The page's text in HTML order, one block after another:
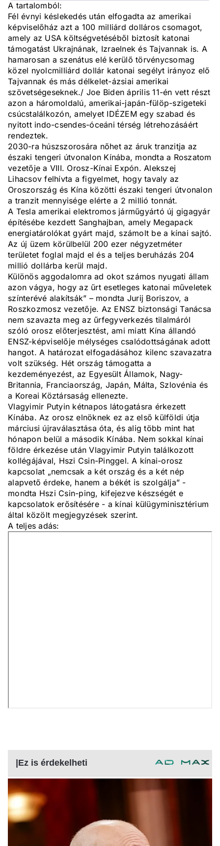
A tartalomból:
Fél évnyi késlekedés után elfogadta az amerikai
képviselőház azt a 100 milliárd dolláros csomagot,
amely az USA költségvetéséből biztosít katonai
támogatást Ukrajnának, Izraelnek és Tajvannak is. A
hamarosan a szenátus elé kerülő törvénycsomag
közel nyolcmilliárd dollár katonai segélyt irányoz elő
Tajvannak és más délkelet-ázsiai amerikai
szövetségeseknek./ Joe Biden április 11-én vett részt
azon a háromoldalú, amerikai-japán-fülöp-szigeteki
csúcstalálkozón, amelyet IDÉZEM egy szabad és
nyitott indo-csendes-óceáni térség létrehozásáért
rendeztek.
2030-ra húszszorosára nőhet az áruk tranzitja az
északi tengeri útvonalon Kínába, mondta a Roszatom
vezetője a VIII. Orosz-Kínai Expón. Alekszej
Lihacsov felhívta a figyelmet, hogy tavaly az
Oroszország és Kína közötti északi tengeri útvonalon
a tranzit mennyisége elérte a 2 millió tonnát.
A Tesla amerikai elektromos járműgyártó új gigagyár
építésébe kezdett Sanghajban, amely Megapack
energiatárolókat gyárt majd, számolt be a kínai sajtó.
Az új üzem körülbelül 200 ezer négyzetméter
területet foglal majd el és a teljes beruházás 204
millió dollárba kerül majd.
Különös aggodalomra ad okot számos nyugati állam
azon vágya, hogy az űrt esetleges katonai műveletek
színterévé alakítsák” – mondta Jurij Boriszov, a
Roszkozmosz vezetője. Az ENSZ biztonsági Tanácsa
nem szavazta meg az űrfegyverkezés tilalmáról
szóló orosz előterjesztést, ami miatt Kína állandó
ENSZ-képviselője mélységes csalódottságának adott
hangot. A határozat elfogadásához kilenc szavazatra
volt szükség. Hét ország támogatta a
kezdeményezést, az Egyesült Államok, Nagy-
Britannia, Franciaország, Japán, Málta, Szlovénia és
a Koreai Köztársaság ellenezte.
Vlagyimir Putyin kétnapos látogatásra érkezett
Kínába. Az orosz elnöknek ez az első külföldi útja
márciusi újraválasztása óta, és alig több mint hat
hónapon belül a második Kínába. Nem sokkal kínai
földre érkezése után Vlagyimir Putyin találkozott
kollégájával, Hszi Csin-Pinggel. A kínai-orosz
kapcsolat „nemcsak a két ország és a két nép
alapvető érdeke, hanem a békét is szolgálja” -
mondta Hszi Csin-ping, kifejezve készségét e
kapcsolatok erősítésére - a kínai külügyminisztérium
által közölt megjegyzések szerint.
A teljes adás: